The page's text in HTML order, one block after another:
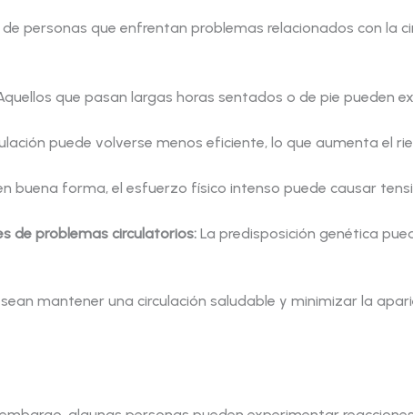
personas que enfrentan problemas relacionados con la
que pasan largas horas sentados o de pie pueden
puede volverse menos eficiente, lo que aumenta el
buena forma, el esfuerzo físico intenso puede causar
de problemas circulatorios: La predisposición genética
mantener una circulación saludable y minimizar la